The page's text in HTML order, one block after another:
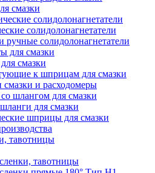
смазки
солидолонагнетатели
солидолонагнетатели
солидолонагнетатели
для смазки
смазки
к шприцам для смазки
смазки и расходомеры
шлангом для смазки
для смазки
шприцы для смазки
тавотницы
тавотницы